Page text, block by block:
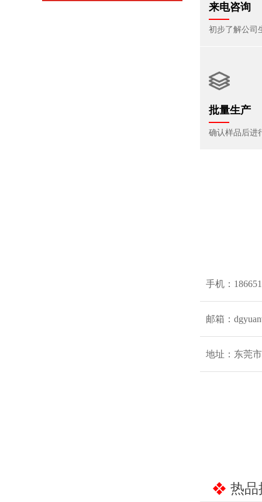
来电咨询
初步了解公司
批量生产
确认样品后进
手机：
邮箱：
地址：东莞
热品